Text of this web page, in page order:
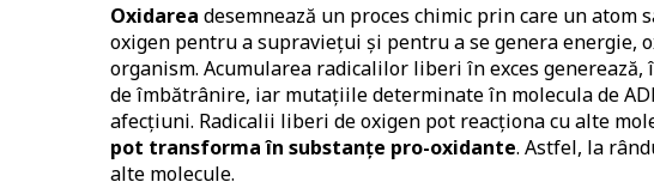
Oxidarea desemnează un proces chimic prin care un atom
oxigen pentru a supraviețui și pentru a se genera energie,
organism. Acumularea radicalilor liberi în exces generează,
de îmbătrânire, iar mutațiile determinate în molecula de
afecțiuni. Radicalii liberi de oxigen pot reacționa cu alte
pot transforma în substanțe pro-oxidante. Astfel, la
alte molecule.